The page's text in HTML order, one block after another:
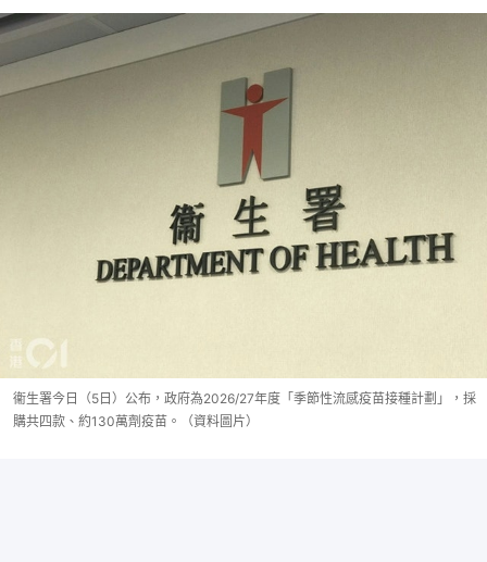
衞生署今日（5日）公布，政府為2026/27年度「季節性流感疫苗接種計劃」，採
購共四款、約130萬劑疫苗。（資料圖片）